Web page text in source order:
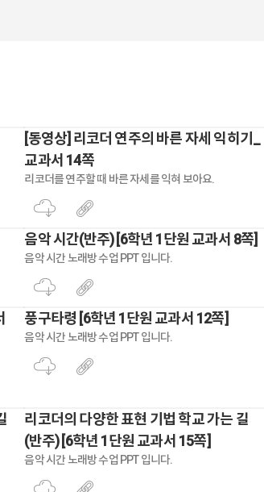
[동영상] 리코더 연주의 바른 자세 익히기_
교과서 14쪽
리코더를 연주할 때 바른 자세를 익혀 보아요.
음악 시간(반주) [6학년 1단원 교과서 8쪽]
음악 시간 노래방 수업 PPT 입니다.
풍구타령 [6학년 1단원 교과서 12쪽]
음악 시간 노래방 수업 PPT 입니다.
리코더의 다양한 표현 기법 학교 가는 길
(반주) [6학년 1단원 교과서 15쪽]
음악 시간 노래방 수업 PPT 입니다.